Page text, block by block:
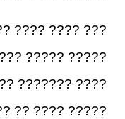
?? ???????
?????????
??? ???????
??? ???????